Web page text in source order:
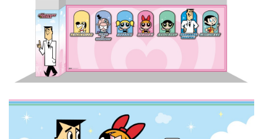
汽